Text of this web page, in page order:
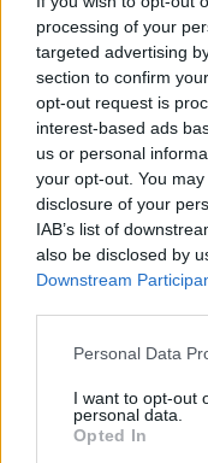
processing of your
targeted advertising
section to confirm
opt-out request is
interest-based ads
us or personal
your opt-out. You
disclosure of your
IAB’s list of
also be disclosed by
Downstream
Please note that this
not limited to your
grant or deny
use your data for
Personal Data
I want to opt-out
personal data.
Opted In
Név
E-mail cím
Feliratkozom a
szabályzatot!